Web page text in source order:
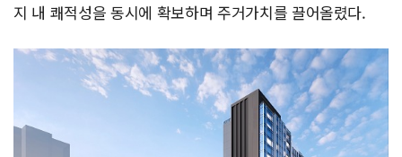
지 내 쾌적성을 동시에 확보하며 주거가치를 끌어올렸다.